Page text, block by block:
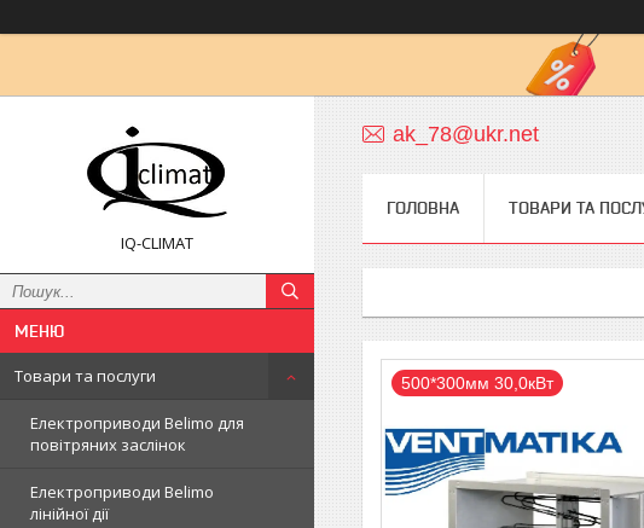
IQ-CLIMAT
Товари та послуги
Електроприводи Belimo для
повітряних заслінок
Електроприводи Belimo
лінійної дії
ak_78@ukr.net
ГОЛОВНА ТОВАРИ ТА
500*300мм 30,0кВт